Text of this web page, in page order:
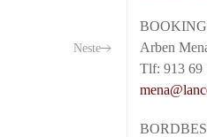
Neste
Arben
Tlf: 913 69